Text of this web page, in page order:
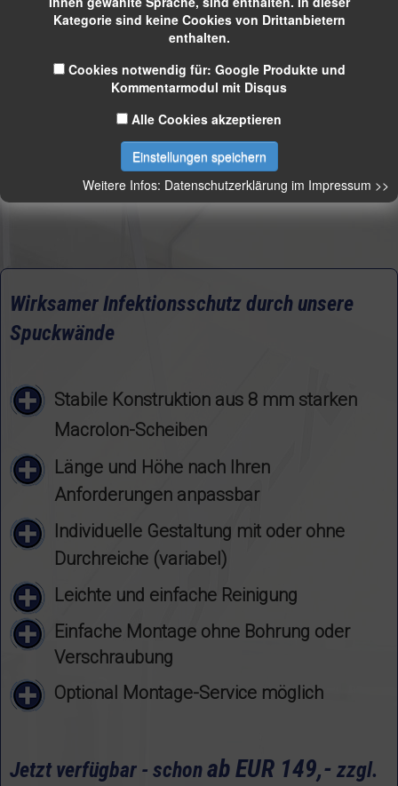
Auch in unserer Automation steht immer der
Mensch im Mittelpunkt ...
Wirksamer Infektionsschutz durch unsere
Spuckwände
Stabile Konstruktion aus 8 mm starken
Macrolon-Scheiben
Länge und Höhe nach Ihren
Anforderungen anpassbar
Individuelle Gestaltung mit oder ohne
Durchreiche (variabel)
Leichte und einfache Reinigung
Einfache Montage ohne Bohrung oder
Verschraubung
Optional Montage-Service möglich
Jetzt verfügbar - schonab EUR 149,- zzgl.
Kategorie sind keine Cookies von Drittanbietern
enthalten.
Cookies notwendig für: Google Produkte und
Kommentarmodul mit Disqus
Alle Cookies akzeptieren
Einstellungen speichern
Weitere Infos: Datenschutzerklärung im Impressum >>